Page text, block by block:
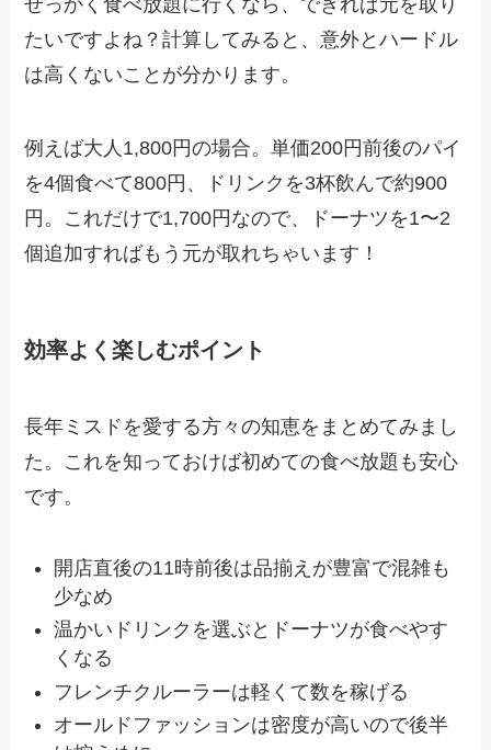
たいですよね？計算してみると、意外とハードル
は高くないことが分かります。
例えば大人1,800円の場合。単価200円前後のパイ
を4個食べて800円、ドリンクを3杯飲んで約900
円。これだけで1,700円なので、ドーナツを1〜2
個追加すればもう元が取れちゃいます！
効率よく楽しむポイント
長年ミスドを愛する方々の知恵をまとめてみまし
た。これを知っておけば初めての食べ放題も安心
です。
開店直後の11時前後は品揃えが豊富で混雑も
少なめ
温かいドリンクを選ぶとドーナツが食べやす
くなる
フレンチクルーラーは軽くて数を稼げる
オールドファッションは密度が高いので後半